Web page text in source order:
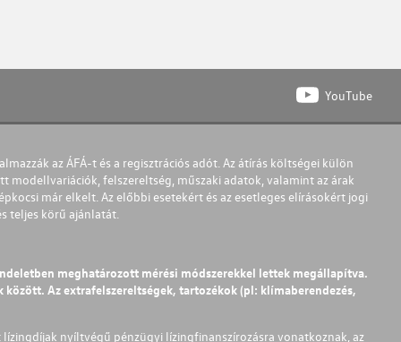
YouTube
az ÁFÁ-t és a regisztrációs adót. Az átírás költségei külön
felszereltség, műszaki adatok, valamint az árak
már elkelt. Az előbbi esetekért és az esetleges elírásokért jogi
teljes körű ajánlatát.
meghatározott mérési módszerekkel lettek megállapítva.
Az extrafelszereltségek, tartozékok (pl: klímaberendezés,
nyíltvégű pénzügyi lízingfinanszírozásra vonatkoznak, az